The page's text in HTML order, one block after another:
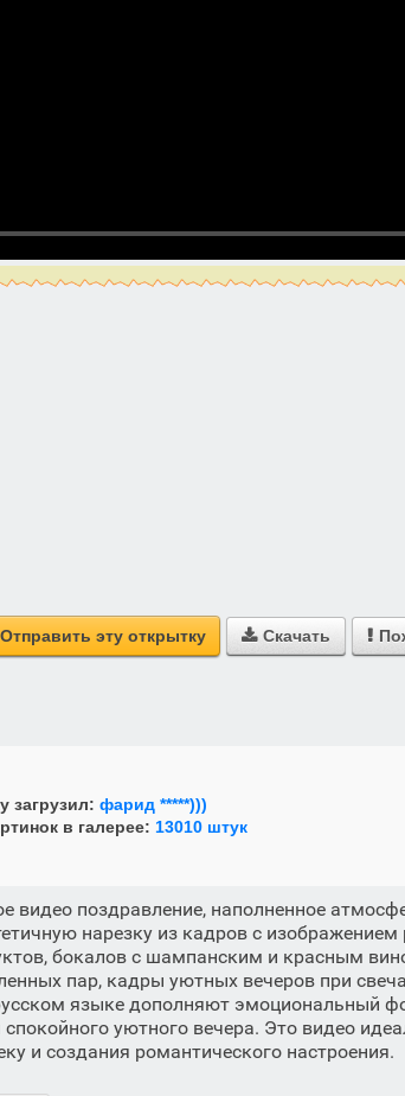
Отправить эту открытку  Скачать 
загрузил: фарид *****)))
в галерее: 13010 штук
видео поздравление, наполненное
нарезку из кадров с
бокалов с шампанским и красным
пар, кадры уютных вечеров при
языке дополняют эмоциональный
уютного вечера. Это видео
и создания романтического настроения.